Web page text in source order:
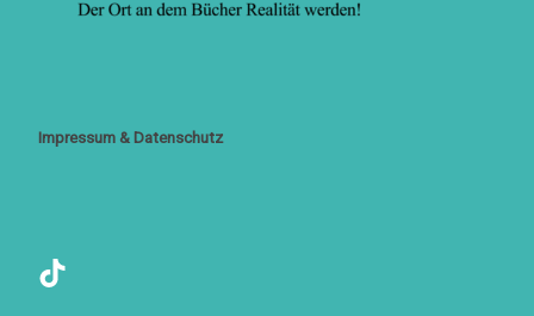
Impressum & Datenschutz
TikTok